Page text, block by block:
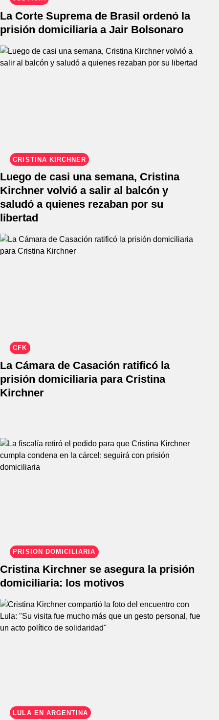
La Corte Suprema de Brasil ordenó la
prisión domiciliaria a Jair Bolsonaro
CRISTINA KIRCHNER
Luego de casi una semana, Cristina
Kirchner volvió a salir al balcón y
saludó a quienes rezaban por su
libertad
CFK
La Cámara de Casación ratificó la
prisión domiciliaria para Cristina
Kirchner
PRISIÓN DOMICILIARIA
Cristina Kirchner se asegura la prisión
domiciliaria: los motivos
LULA EN ARGENTINA